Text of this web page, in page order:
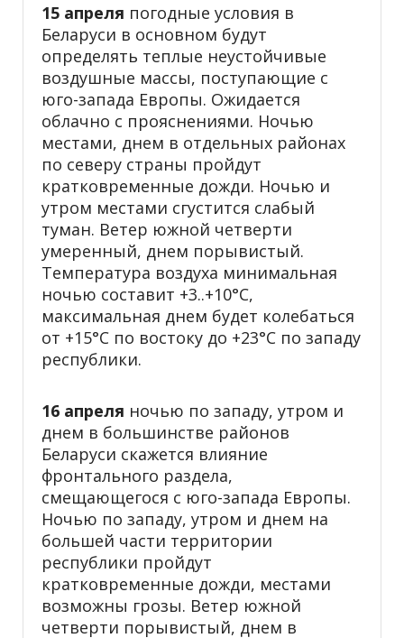
15 апреля погодные условия в
Беларуси в основном будут
определять теплые неустойчивые
воздушные массы, поступающие с
юго-запада Европы. Ожидается
облачно с прояснениями. Ночью
местами, днем в отдельных районах
по северу страны пройдут
кратковременные дожди. Ночью и
утром местами сгустится слабый
туман. Ветер южной четверти
умеренный, днем порывистый.
Температура воздуха минимальная
ночью составит +3..+10°С,
максимальная днем будет колебаться
от +15°С по востоку до +23°С по западу
республики.
16 апреля ночью по западу, утром и
днем в большинстве районов
Беларуси скажется влияние
фронтального раздела,
смещающегося с юго-запада Европы.
Ночью по западу, утром и днем на
большей части территории
республики пройдут
кратковременные дожди, местами
возможны грозы. Ветер южной
четверти порывистый, днем в